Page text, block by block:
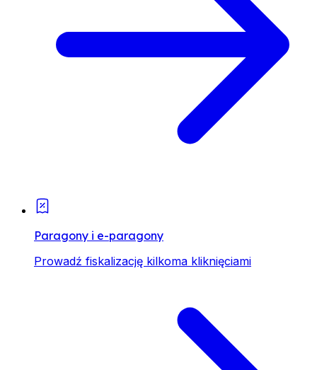
Paragony i e-paragony
Prowadź fiskalizację kilkoma kliknięciami